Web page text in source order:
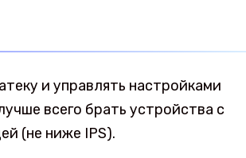
и управлять настройками
всего брать устройства с
(не ниже IPS).